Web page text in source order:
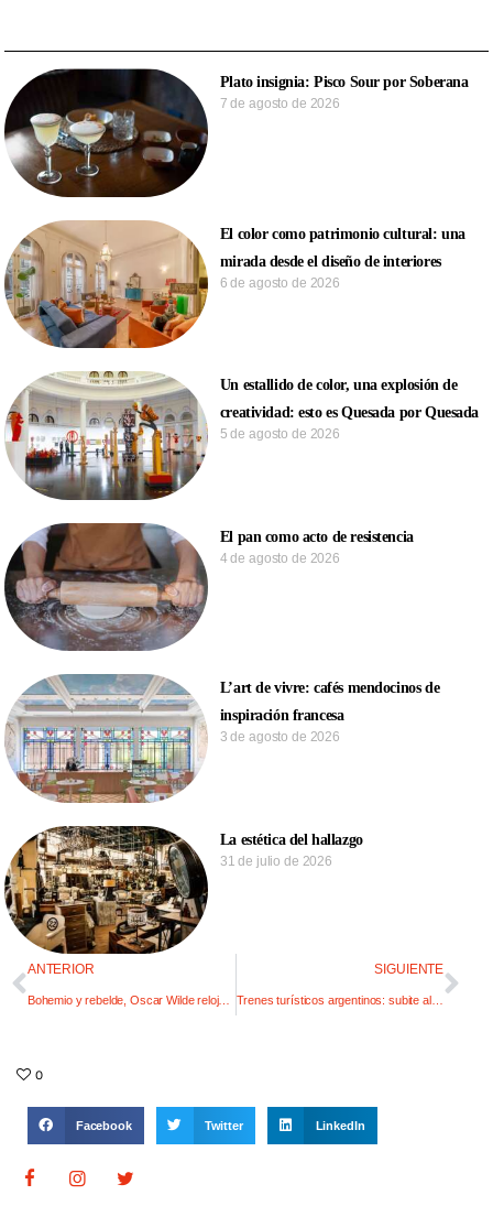
Plato insignia: Pisco Sour por Soberana
7 de agosto de 2026
El color como patrimonio cultural: una
mirada desde el diseño de interiores
6 de agosto de 2026
Un estallido de color, una explosión de
creatividad: esto es Quesada por Quesada
5 de agosto de 2026
El pan como acto de resistencia
4 de agosto de 2026
L’art de vivre: cafés mendocinos de
inspiración francesa
3 de agosto de 2026
La estética del hallazgo
31 de julio de 2026
ANTERIOR
Bohemio y rebelde, Oscar Wilde relojea su casa
SIGUIENTE
Trenes turísticos argentinos: subite al convoy
0
Facebook Twitter LinkedIn